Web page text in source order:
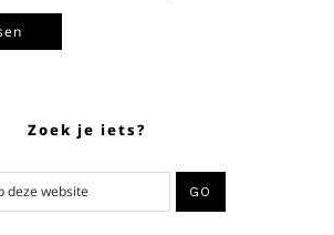
Zoek je iets?